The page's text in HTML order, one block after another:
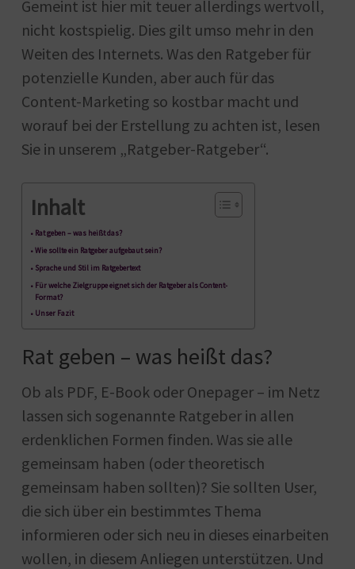
Gemeint ist hier mit teuer allerdings wertvoll,
nicht kostspielig. Dies gilt umso mehr in den
Weiten des Internets. Was den Ratgeber für
potenzielle Kunden, aber auch für das
Content-Marketing so kostbar macht und
worauf bei der Erstellung zu achten ist, lesen
Sie in unserem „Ratgeber-Ratgeber“.
Inhalt
Rat geben – was heißt das?
Wie sollte ein Ratgeber aufgebaut sein?
Sprache und Stil im Ratgebertext
Für welche Zielgruppe eignet sich der Ratgeber als Content-
Format?
Unser Fazit
Rat geben – was heißt das?
Ob als PDF, E-Book oder Onepager – im Netz
lassen sich sogenannte Ratgeber in allen
erdenklichen Formen finden. Was sie alle
gemeinsam haben (oder theoretisch
gemeinsam haben sollten)? Sie sollten User,
die sich über ein bestimmtes Thema
informieren oder sich neu in dieses einarbeiten
wollen, in diesem Anliegen unterstützen. Und